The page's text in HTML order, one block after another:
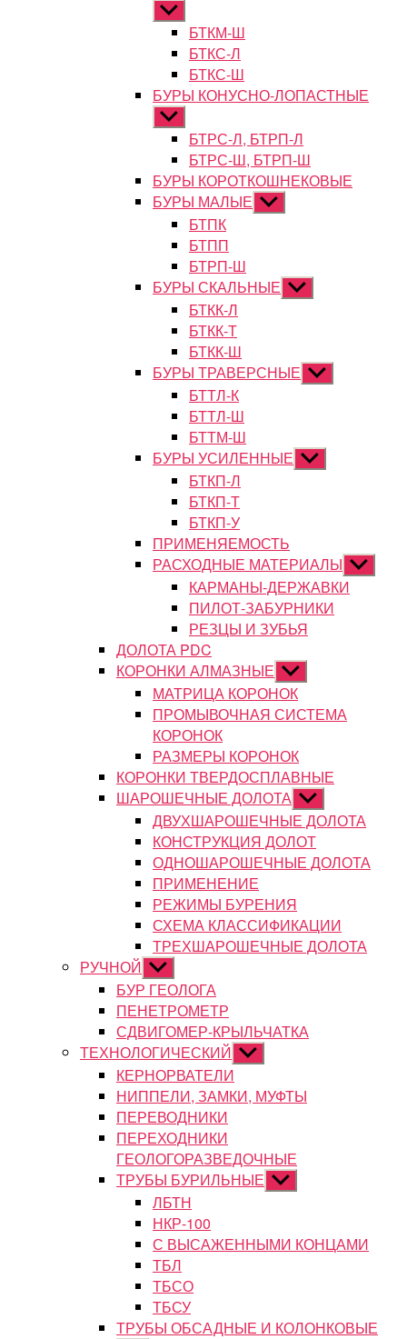
Показывать
подменюБТКМ-Ш
БТКС-Л
БТКС-Ш
БУРЫ КОНУСНО-ЛОПАСТНЫЕ
Показывать
подменюБТРС-Л, БТРП-Л
БТРС-Ш, БТРП-Ш
БУРЫ КОРОТКОШНЕКОВЫЕ
БУРЫ МАЛЫЕ Показывать
подменю
БТПК
БТПП
БТРП-Ш
БУРЫ СКАЛЬНЫЕ Показывать
подменю
БТКК-Л
БТКК-Т
БТКК-Ш
БУРЫ ТРАВЕРСНЫЕ Показывать
подменю
БТТЛ-К
БТТЛ-Ш
БТТМ-Ш
БУРЫ УСИЛЕННЫЕ Показывать
подменю
БТКП-Л
БТКП-Т
БТКП-У
ПРИМЕНЯЕМОСТЬ
РАСХОДНЫЕ МАТЕРИАЛЫ
подменю
КАРМАНЫ-ДЕРЖАВКИ
ПИЛОТ-ЗАБУРНИКИ
РЕЗЦЫ И ЗУБЬЯ
ДОЛОТА PDC
КОРОНКИ АЛМАЗНЫЕ Показывать
подменю
МАТРИЦА КОРОНОК
ПРОМЫВОЧНАЯ СИСТЕМА
КОРОНОК
РАЗМЕРЫ КОРОНОК
КОРОНКИ ТВЕРДОСПЛАВНЫЕ
ШАРОШЕЧНЫЕ ДОЛОТА Показывать
подменю
ДВУХШАРОШЕЧНЫЕ ДОЛОТА
КОНСТРУКЦИЯ ДОЛОТ
ОДНОШАРОШЕЧНЫЕ ДОЛОТА
ПРИМЕНЕНИЕ
РЕЖИМЫ БУРЕНИЯ
СХЕМА КЛАССИФИКАЦИИ
ТРЕХШАРОШЕЧНЫЕ ДОЛОТА
РУЧНОЙ Показывать
подменю
БУР ГЕОЛОГА
ПЕНЕТРОМЕТР
СДВИГОМЕР-КРЫЛЬЧАТКА
ТЕХНОЛОГИЧЕСКИЙ Показывать
подменю
КЕРНОРВАТЕЛИ
НИППЕЛИ, ЗАМКИ, МУФТЫ
ПЕРЕВОДНИКИ
ПЕРЕХОДНИКИ
ГЕОЛОГОРАЗВЕДОЧНЫЕ
ТРУБЫ БУРИЛЬНЫЕ Показывать
подменю
ЛБТН
НКР-100
С ВЫСАЖЕННЫМИ КОНЦАМИ
ТБЛ
ТБСО
ТБСУ
ТРУБЫ ОБСАДНЫЕ И КОЛОНКОВЫЕ